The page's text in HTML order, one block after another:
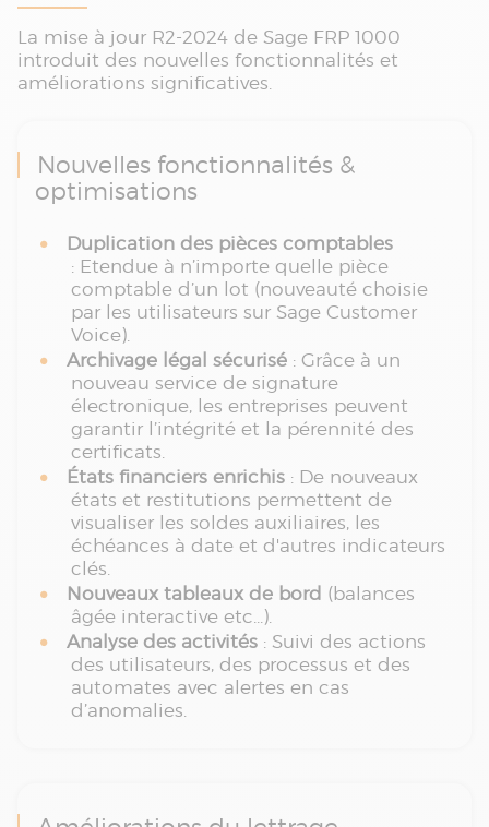
La mise à jour R2-2024 de Sage FRP 1000
introduit des nouvelles fonctionnalités et
améliorations significatives.
Nouvelles fonctionnalités &
optimisations
Duplication des pièces comptables
: Etendue à n’importe quelle pièce
comptable d’un lot (nouveauté choisie
par les utilisateurs sur Sage Customer
Voice).
Archivage légal sécurisé : Grâce à un
nouveau service de signature
électronique, les entreprises peuvent
garantir l’intégrité et la pérennité des
certificats.
États financiers enrichis : De nouveaux
états et restitutions permettent de
visualiser les soldes auxiliaires, les
échéances à date et d'autres indicateurs
clés.
Nouveaux tableaux de bord​ (balances
âgée interactive etc...).
Analyse des activités : Suivi des actions
des utilisateurs, des processus et des
automates avec alertes en cas
d’anomalies.